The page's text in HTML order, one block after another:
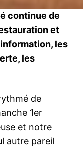
continue de
et
les
les
de
1er
et notre
autre pareil